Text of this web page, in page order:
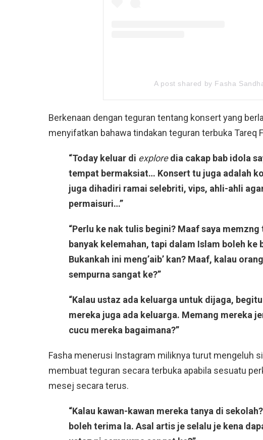
A post shared by Fasha
Berkenaan dengan teguran tentang konsert yang
menyifatkan bahawa tindakan teguran terbuka Tareq
“Today keluar di exploredia cakap bab idola
tempat bermaksiat… Konsert tu juga adalah
juga dihadiri ramai selebriti, vips, ahli-ahli
permaisuri…”
“Perlu ke nak tulis begini? Maaf saya
banyak kelemahan, tapi dalam Islam boleh
Bukankah ini meng’aib’ kan? Maaf, kalau
sempurna sangat ke?”
“Kalau ustaz ada keluarga untuk dijaga,
mereka juga ada keluarga. Memang mereka
cucu mereka bagaimana?”
Fasha menerusi Instagram miliknya turut mengeluh
membuat teguran secara terbuka apabila sesuatu
mesej secara terus.
“Kalau kawan-kawan mereka tanya di
boleh terima la. Asal artis je selalu je kena